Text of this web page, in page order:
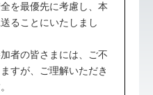
を最優先に考慮し、本
ることにいたしまし
者の皆さまには、ご不
すが、ご理解いただき